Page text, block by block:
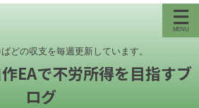
どの収支を毎週更新しています。
EAで不労所得を目指すブ
ログ